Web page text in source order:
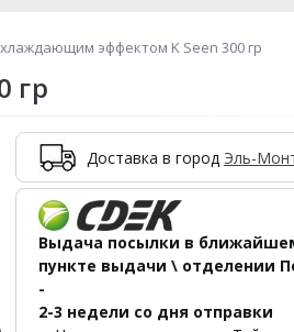
эффектом K Seen 300 гр
гр
Доставка в город Эль-
Выдача посылки в
пункте выдачи \ отделении
-
2-3 недели со дня отправки